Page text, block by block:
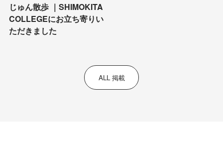
じゅん散歩 ｜SHIMOKITA
COLLEGEにお立ち寄りい
ただきました
ALL 掲載